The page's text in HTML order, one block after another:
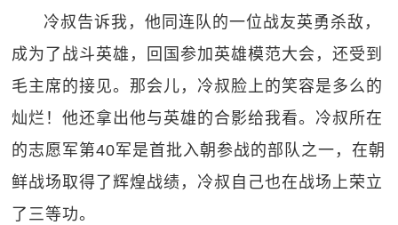
冷叔告诉我，他同连队的一位战友英勇杀敌，
成为了战斗英雄，回国参加英雄模范大会，还受到
毛主席的接见。那会儿，冷叔脸上的笑容是多么的
灿烂！他还拿出他与英雄的合影给我看。冷叔所在
的志愿军第40军是首批入朝参战的部队之一，在朝
鲜战场取得了辉煌战绩，冷叔自己也在战场上荣立
了三等功。